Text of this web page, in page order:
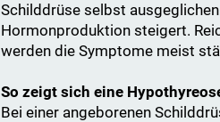
Schilddrüse selbst
Hormonproduktion steigert.
werden die Symptome meist
​​​​​​​So zeigt sich eine
Bei einer angeborenen